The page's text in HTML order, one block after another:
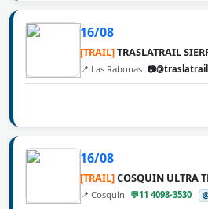
16/08
[TRAIL]TRASLATRAIL
📍 Las Rabonas 📷@traslatrail
16/08
[TRAIL]COSQUIN ULTRA
📍 Cosquín 💬11 4098-3530